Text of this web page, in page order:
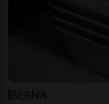
BERNA